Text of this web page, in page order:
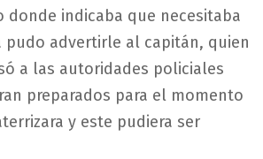
donde indicaba que necesitaba
pudo advertirle al capitán, quien
a las autoridades policiales
preparados para el momento
y este pudiera ser